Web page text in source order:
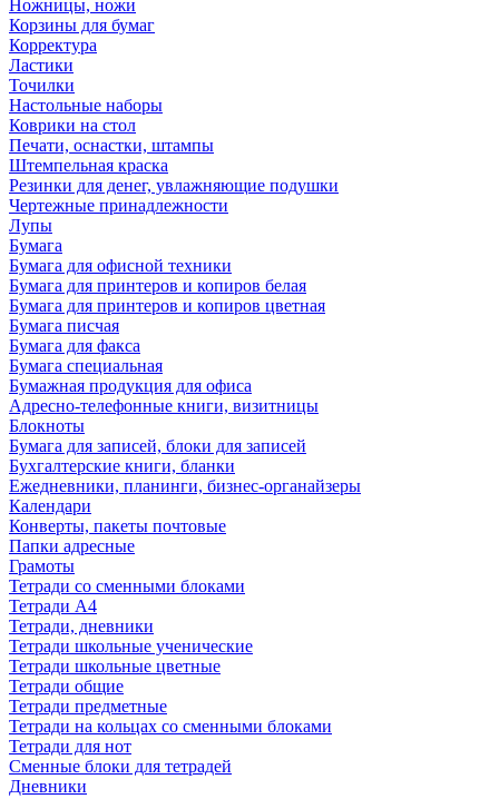
Ножницы, ножи
Корзины для бумаг
Корректура
Ластики
Точилки
Настольные наборы
Коврики на стол
Печати, оснастки, штампы
Штемпельная краска
Резинки для денег, увлажняющие подушки
Чертежные принадлежности
Лупы
Бумага
Бумага для офисной техники
Бумага для принтеров и копиров белая
Бумага для принтеров и копиров цветная
Бумага писчая
Бумага для факса
Бумага специальная
Бумажная продукция для офиса
Адресно-телефонные книги, визитницы
Блокноты
Бумага для записей, блоки для записей
Бухгалтерские книги, бланки
Ежедневники, планинги, бизнес-органайзеры
Календари
Конверты, пакеты почтовые
Папки адресные
Грамоты
Тетради со сменными блоками
Тетради А4
Тетради, дневники
Тетради школьные ученические
Тетради школьные цветные
Тетради общие
Тетради предметные
Тетради на кольцах со сменными блоками
Тетради для нот
Сменные блоки для тетрадей
Дневники